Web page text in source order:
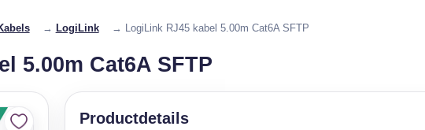
→ LogiLink → LogiLink RJ45 kabel 5.00m Cat6A SFTP
5.00m Cat6A SFTP